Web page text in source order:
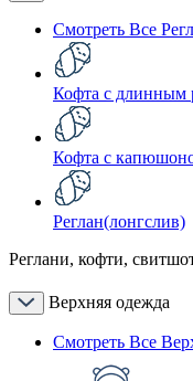
Смотреть Все
Кофта с длинным
Кофта с
Реглан(лонгслив)
Реглани, кофти,
Верхняя одежда
Смотреть Все